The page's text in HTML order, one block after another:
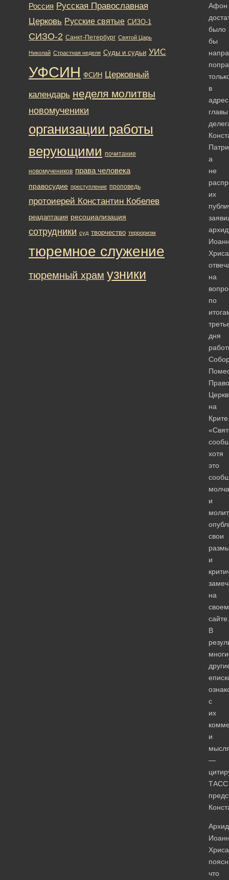
Афон
было
бы
в
адрес
главы
а
не
их
на
по
дня
на
хотя
это
и
свои
и
на
своем
сайте.
В
с
их
и
—
ТАСС
что
Россия Русская Православная
Церковь Русские святые СИЗО-1
СИЗО-2 Санкт-Петербург Святой Царь
Николай Страстная неделя Суды и судьи УИС
УФСИН ФСИН Церковный
календарь неделя молитвы
новомученики
организации работы
верующими почитание
новомучеников права человека
правосудие преступление проповедь
протоиерей Константин Кобелев
реадаптация ресоциализация
сотрудники суд творчество терроризм
тюремное служение
тюремный храм узники